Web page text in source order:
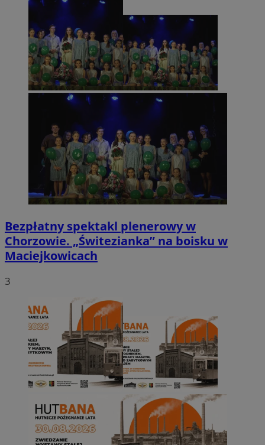
Bezpłatny spektakl plenerowy w
Chorzowie. „Świtezianka” na boisku w
Maciejkowicach
3